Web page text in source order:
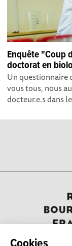
Enquête "Coup
doctorat en
Un questionnaire
vous tous, nous
docteur.e.s dans